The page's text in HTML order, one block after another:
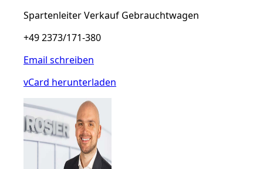
Spartenleiter Verkauf Gebrauchtwagen
+49 2373/171-380
Email schreiben
vCard herunterladen